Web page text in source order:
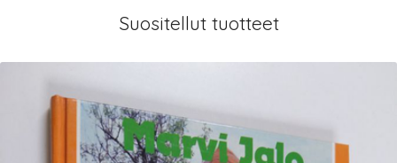
Suositellut tuotteet